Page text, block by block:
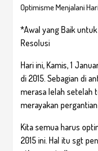
Optimisme Menjalani
*Awal yang Baik
Resolusi
Hari ini, Kamis, 1
di 2015. Sebagian di
merasa lelah setelah
merayakan
Kita semua harus
2015 ini. Hal itu sgt